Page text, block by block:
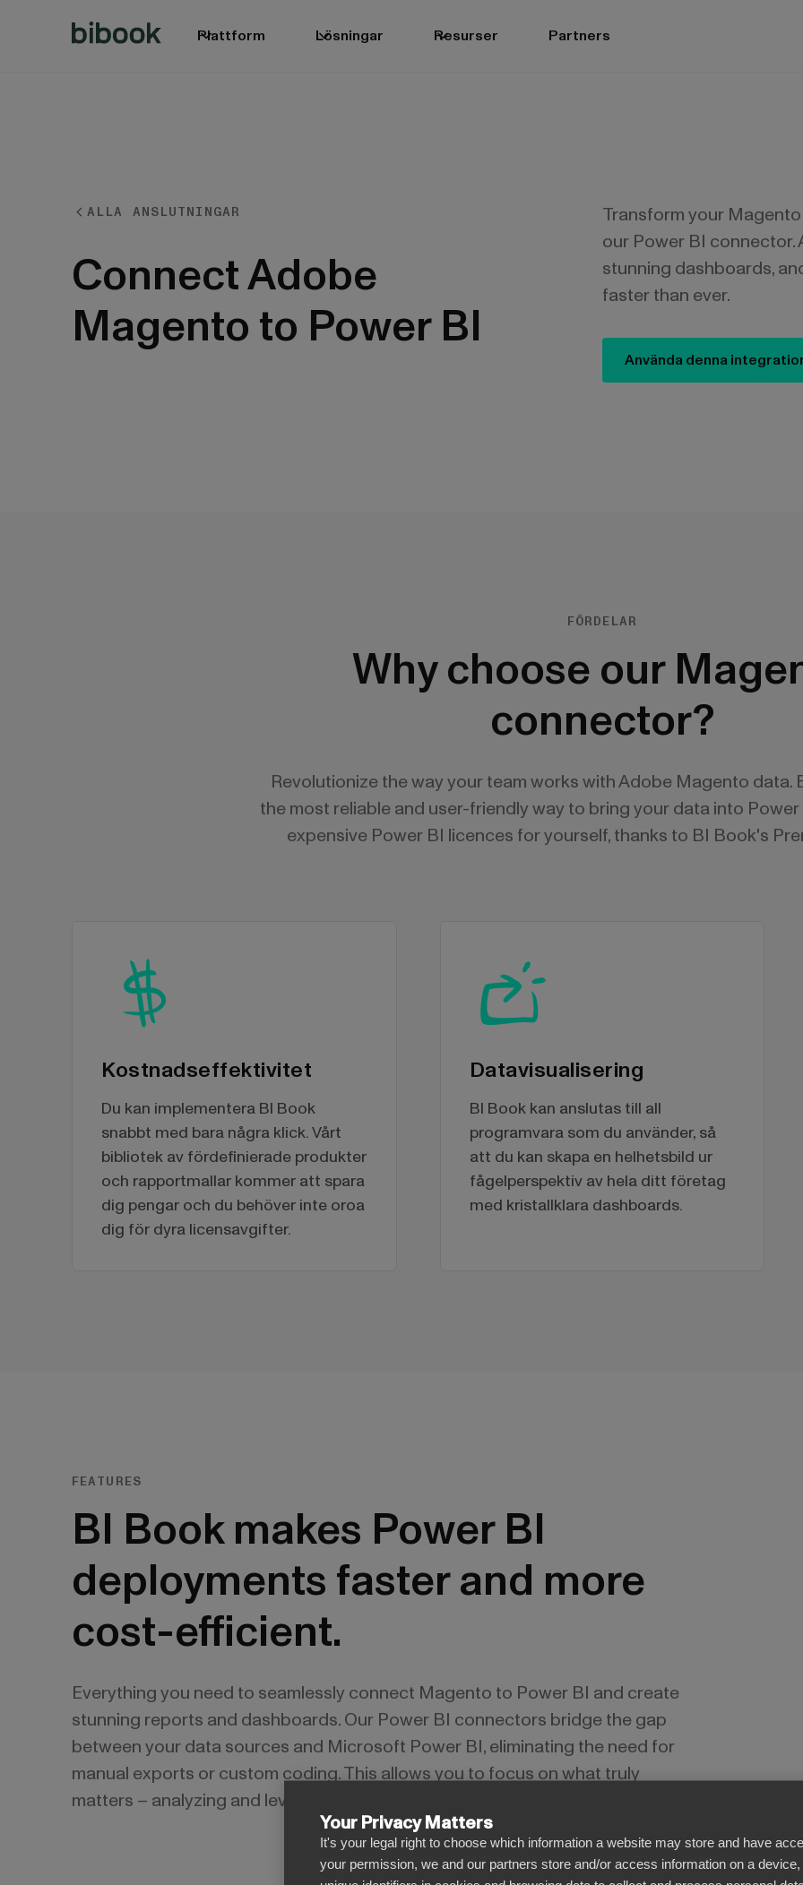
Your Privacy Matters
It's your legal right to choose which information a website may store and have
your permission, we and our partners store and/or access information on a
Plattform Lösningar Resurser Partners
ALLA ANSLUTNINGAR
BIbook
Connect Adobe
Magento to Power BI
Transform your
our Power BI
stunning dashboards,
faster than ever.
Använda denna
FÖRDELAR
Why choose our
connector?
Revolutionize the way your team works with Adobe Magento data.
the most reliable and user-friendly way to bring your data into Power
expensive Power BI licences for yourself, thanks to BI Book's
Kostnadseffektivitet
Du kan implementera BI Book
snabbt med bara några klick. Vårt
bibliotek av fördefinierade produkter
och rapportmallar kommer att spara
dig pengar och du behöver inte oroa
dig för dyra licensavgifter.
Datavisualisering
BI Book kan anslutas till all
programvara som du använder, så
att du kan skapa en helhetsbild ur
fågelperspektiv av hela ditt företag
med kristallklara dashboards.
FEATURES
BI Book makes Power BI
deployments faster and more
cost-efficient.
Everything you need to seamlessly connect Magento to Power BI and create
stunning reports and dashboards. Our Power BI connectors bridge the gap
between your data sources and Microsoft Power BI, eliminating the need for
manual exports or custom coding. This allows you to focus on what truly
matters – analyzing and leveraging your data for smarter decisions.